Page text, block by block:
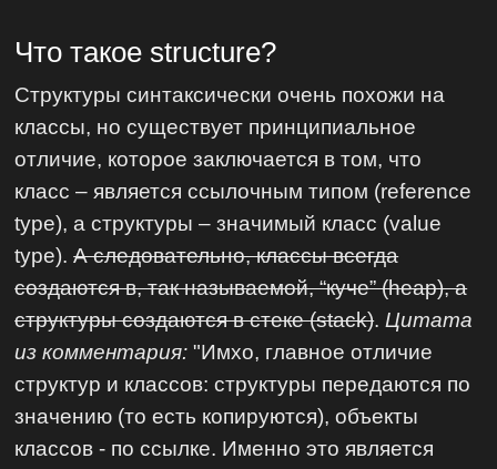
Что такое struсture?
Структуры синтаксически очень похожи на
классы, но существует принципиальное
отличие, которое заключается в том, что
класс – является ссылочным типом (reference
type), а структуры – значимый класс (value
type).А следовательно, классы всегда
создаются в, так называемой, “куче” (heap), а
структуры создаются в стеке (stack).Цитата
из комментария: "Имхо, главное отличие
структур и классов: структуры передаются по
значению (то есть копируются), объекты
классов - по ссылке. Именно это является